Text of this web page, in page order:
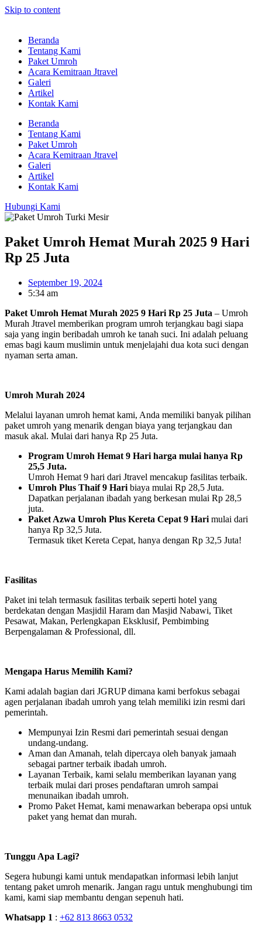
Skip to content
Beranda
Tentang Kami
Paket Umroh
Acara Kemitraan Jtravel
Galeri
Artikel
Kontak Kami
Beranda
Tentang Kami
Paket Umroh
Acara Kemitraan Jtravel
Galeri
Artikel
Kontak Kami
Hubungi Kami
Paket Umroh Hemat Murah 2025 9 Hari
Rp 25 Juta
September 19, 2024
5:34 am
Paket Umroh Hemat Murah 2025 9 Hari Rp 25 Juta – Umroh
Murah Jtravel memberikan program umroh terjangkau bagi siapa
saja yang ingin beribadah umroh ke tanah suci. Ini adalah peluang
emas bagi kaum muslimin untuk menjelajahi dua kota suci dengan
nyaman serta aman.
Umroh Murah 2024
Melalui layanan umroh hemat kami, Anda memiliki banyak pilihan
paket umroh yang menarik dengan biaya yang terjangkau dan
masuk akal. Mulai dari hanya Rp 25 Juta.
Program Umroh Hemat 9 Hari harga mulai hanya Rp
25,5 Juta.
Umroh Hemat 9 hari dari Jtravel mencakup fasilitas terbaik.
Umroh Plus Thaif 9 Hari biaya mulai Rp 28,5 Juta.
Dapatkan perjalanan ibadah yang berkesan mulai Rp 28,5
juta.
Paket Azwa Umroh Plus Kereta Cepat 9 Hari mulai dari
hanya Rp 32,5 Juta.
Termasuk tiket Kereta Cepat, hanya dengan Rp 32,5 Juta!
Fasilitas
Paket ini telah termasuk fasilitas terbaik seperti hotel yang
berdekatan dengan Masjidil Haram dan Masjid Nabawi, Tiket
Pesawat, Makan, Perlengkapan Eksklusif, Pembimbing
Berpengalaman & Professional, dll.
Mengapa Harus Memilih Kami?
Kami adalah bagian dari JGRUP dimana kami berfokus sebagai
agen perjalanan ibadah umroh yang telah memiliki izin resmi dari
pemerintah.
Mempunyai Izin Resmi dari pemerintah sesuai dengan
undang-undang.
Aman dan Amanah, telah dipercaya oleh banyak jamaah
sebagai partner terbaik ibadah umroh.
Layanan Terbaik, kami selalu memberikan layanan yang
terbaik mulai dari proses pendaftaran umroh sampai
menunaikan ibadah umroh.
Promo Paket Hemat, kami menawarkan beberapa opsi untuk
paket yang hemat dan murah.
Tunggu Apa Lagi?
Segera hubungi kami untuk mendapatkan informasi lebih lanjut
tentang paket umroh menarik. Jangan ragu untuk menghubungi tim
kami, kami siap membantu dengan sepenuh hati.
Whatsapp 1 : +62 813 8663 0532